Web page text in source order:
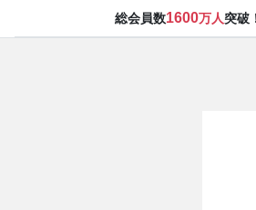
総会員数1600万人突破